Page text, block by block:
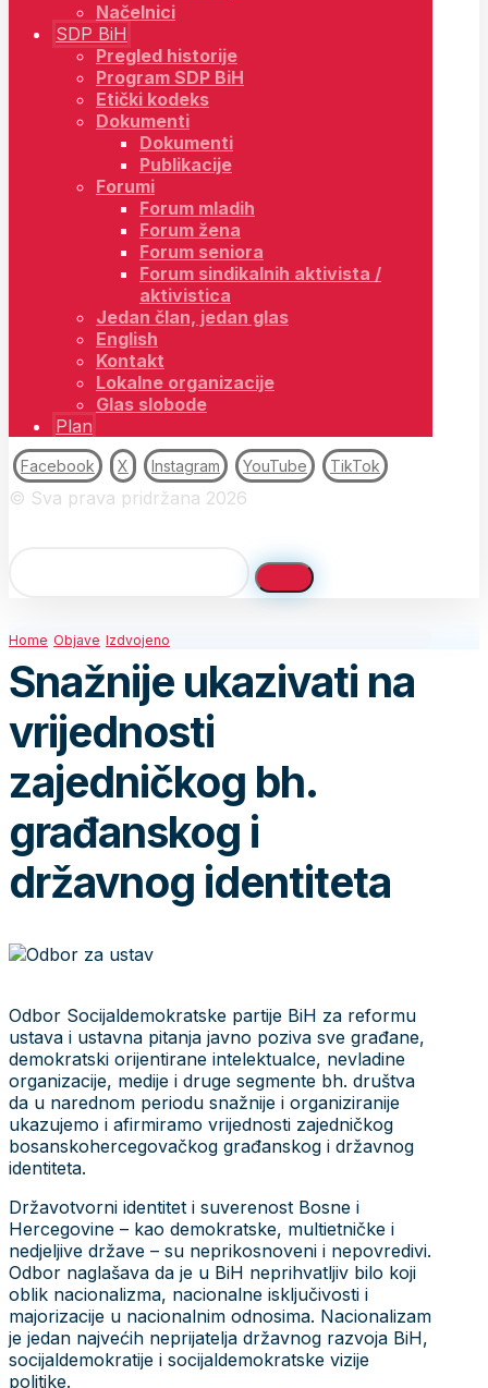
Načelnici
SDP BiH
Pregled historije
Program SDP BiH
Etički kodeks
Dokumenti
Dokumenti
Publikacije
Forumi
Forum mladih
Forum žena
Forum seniora
Forum sindikalnih aktivista /
aktivistica
Jedan član, jedan glas
English
Kontakt
Lokalne organizacije
Glas slobode
Plan
Facebook X Instagram YouTube TikTok
© Sva prava pridržana 2026
Home Objave Izdvojeno
Snažnije ukazivati na
vrijednosti
zajedničkog bh.
građanskog i
državnog identiteta
Odbor Socijaldemokratske partije BiH za reformu
ustava i ustavna pitanja javno poziva sve građane,
demokratski orijentirane intelektualce, nevladine
organizacije, medije i druge segmente bh. društva
da u narednom periodu snažnije i organiziranije
ukazujemo i afirmiramo vrijednosti zajedničkog
bosanskohercegovačkog građanskog i državnog
identiteta.
Državotvorni identitet i suverenost Bosne i
Hercegovine – kao demokratske, multietničke i
nedjeljive države – su neprikosnoveni i nepovredivi.
Odbor naglašava da je u BiH neprihvatljiv bilo koji
oblik nacionalizma, nacionalne isključivosti i
majorizacije u nacionalnim odnosima. Nacionalizam
je jedan najvećih neprijatelja državnog razvoja BiH,
socijaldemokratije i socijaldemokratske vizije
politike.